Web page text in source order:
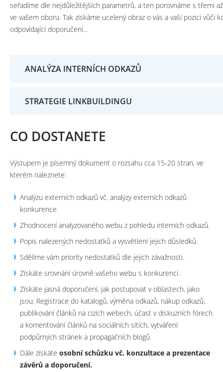
seřadíme dle nejdůležitějších parametrů, a ten porovnáme s třemi
ve vašem oboru. Tak získáme ucelený obraz o vás a vaší pozici vůči
odpovídající doporučení...
ANALÝZA INTERNÍCH ODKAZŮ
Děláme pomocí technik analýzy informační architektury budeme
prolinkování (odkazů) jednotlivých stránek vašeho webu. Naším
stránek optimální měrou.
STRATEGIE LINKBUILDINGU
výměnu zpětných odkazů s tematicky příbuznými weby, tak pro
CO DOSTANETE
Výstupem je písemný dokument o rozsahu cca 15-20 stran, ve
kterém naleznete:
Analýzu externích odkazů vč. analýzy externích odkazů
konkurence.
Zhodnocení analyzovaného webu z pohledu interních odkazů.
Popis nalezených nedostatků a vysvětlení jejich důsledků.
Sdělíme vám priority nedostatků dle jejich závažnosti.
Získáte srovnání úrovně vašeho webu s konkurencí.
Získáte jasná doporučení, jak postupovat v oblastech, jako
jsou: Registrace do katalogů, výměna odkazů, nákup odkazů,
publikování článků na cizích webech, účast v diskuzních fórech
a komentování článků na sociálních sítích, vytváření
podpůrných stránek a propagačních blogů.
Dále získáte osobní schůzku vč. konzultace a prezentace
závěrů a doporučení.